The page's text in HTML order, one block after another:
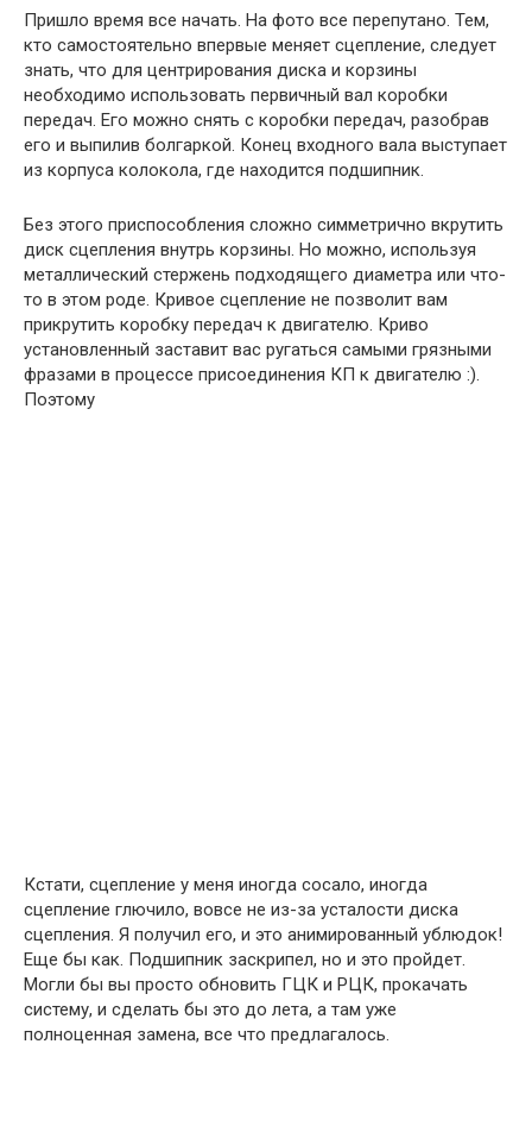
Пришло время все начать. На фото все перепутано. Тем,
кто самостоятельно впервые меняет сцепление, следует
знать, что для центрирования диска и корзины
необходимо использовать первичный вал коробки
передач. Его можно снять с коробки передач, разобрав
его и выпилив болгаркой. Конец входного вала выступает
из корпуса колокола, где находится подшипник.
Без этого приспособления сложно симметрично вкрутить
диск сцепления внутрь корзины. Но можно, используя
металлический стержень подходящего диаметра или что-
то в этом роде. Кривое сцепление не позволит вам
прикрутить коробку передач к двигателю. Криво
установленный заставит вас ругаться самыми грязными
фразами в процессе присоединения КП к двигателю :).
Поэтому
Кстати, сцепление у меня иногда сосало, иногда
сцепление глючило, вовсе не из-за усталости диска
сцепления. Я получил его, и это анимированный ублюдок!
Еще бы как. Подшипник заскрипел, но и это пройдет.
Могли бы вы просто обновить ГЦК и РЦК, прокачать
систему, и сделать бы это до лета, а там уже
полноценная замена, все что предлагалось.